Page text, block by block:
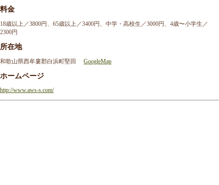
料金
18歳以上／3800円、65歳以上／3400円、中学・高校生／3000円、4歳〜小学生／
2300円
所在地
和歌山県西牟婁郡白浜町堅田 GoogleMap
ホームページ
http://www.aws-s.com/